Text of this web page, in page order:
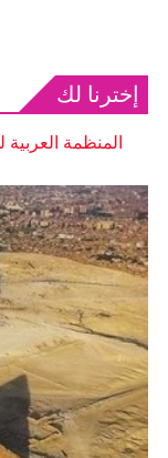
إخترنا لك
المنظمة